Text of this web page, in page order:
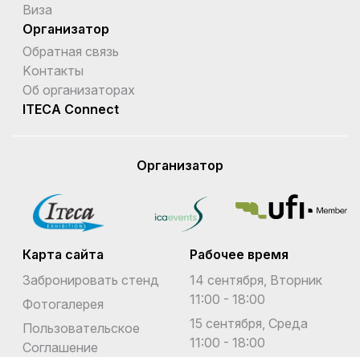
Виза
Организатор
Обратная связь
Kонтакты
Об организаторах
ITECA Connect
Организатор
Карта сайта
Забронировать стенд
Фотогалерея
Пользовательское
Соглашение
Рабочее время
14 сентября, Вторник
11:00 - 18:00
15 сентября, Среда
11:00 - 18:00